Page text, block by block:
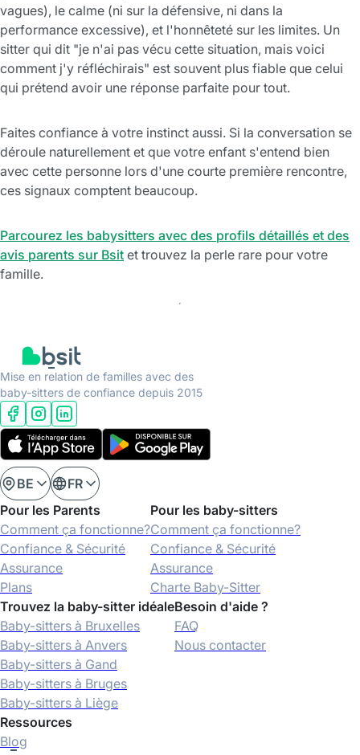
vagues), le calme (ni sur la défensive, ni dans la
performance excessive), et l'honnêteté sur les limites. Un
sitter qui dit "je n'ai pas vécu cette situation, mais voici
comment j'y réfléchirais" est souvent plus fiable que celui
qui prétend avoir une réponse parfaite pour tout.
Faites confiance à votre instinct aussi. Si la conversation se
déroule naturellement et que votre enfant s'entend bien
avec cette personne lors d'une courte première rencontre,
ces signaux comptent beaucoup.
Parcourez les babysitters avec des profils détaillés et des
avis parents sur Bsit et trouvez la perle rare pour votre
famille.
Mise en relation de familles avec des
baby-sitters de confiance depuis 2015
BE
FR
Pour les Parents
Comment ça fonctionne?
Confiance & Sécurité
Assurance
Plans
Pour les baby-sitters
Comment ça fonctionne?
Confiance & Sécurité
Assurance
Charte Baby-Sitter
Trouvez la baby-sitter idéale
Baby-sitters à Bruxelles
Baby-sitters à Anvers
Baby-sitters à Gand
Baby-sitters à Bruges
Baby-sitters à Liège
Besoin d'aide ?
FAQ
Nous contacter
Ressources
Blog